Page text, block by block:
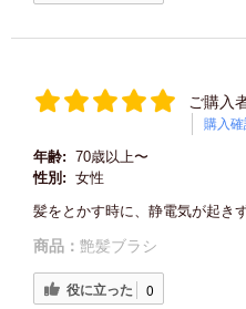
ご購入
購入
年齢: 70歳以上〜
性別: 女性
髪をとかす時に、静電気が起き
商品： 艶髪ブラシ
役に立った 0